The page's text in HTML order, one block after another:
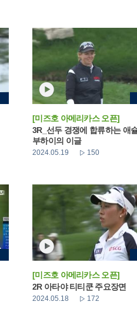
[미즈호 아메리카스 오픈]
3R_선두 경쟁에 합류하는 애
부하이의 이글
2024.05.19 150
[미즈호 아메리카스 오픈]
2R 아타야 티티쿤 주요장면
2024.05.18 172